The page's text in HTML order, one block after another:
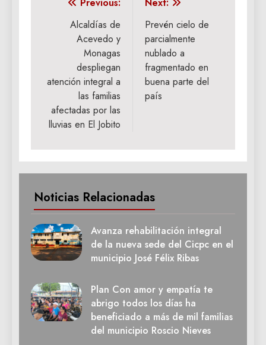
Navegación
entradas
Previous:
Alcaldías de
Acevedo y
Monagas
despliegan
atención integral a
las familias
afectadas por las
lluvias en El Jobito
Next:
Prevén cielo de
parcialmente
nublado a
fragmentado en
buena parte del
país
Noticias Relacionadas
Avanza rehabilitación integral
de la nueva sede del Cicpc en el
municipio José Félix Ribas
Plan Con amor y empatía te
abrigo todos los días ha
beneficiado a más de mil familias
del municipio Roscio Nieves